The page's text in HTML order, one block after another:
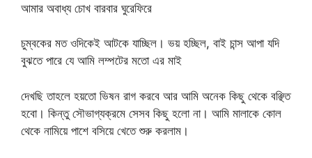
আমার অবাধ্য চোখ বারবার ঘুরেফিরে
চুম্বকের মত ওদিকেই আটকে যাচ্ছিল। ভয় হচ্ছিল, বাই চান্স আপা যদি
বুঝতে পারে যে আমি লম্পটের মতো এর মাই
দেখছি তাহলে হয়তো ভিষন রাগ করবে আর আমি অনেক কিছু থেকে বঞ্ছিত
হবো। কিন্তু সৌভাগ্যক্রমে সেসব কিছু হলো না। আমি মালাকে কোল
থেকে নামিয়ে পাশে বসিয়ে খেতে শুরু করলাম।